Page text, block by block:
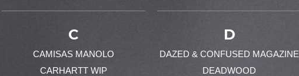
C
CAMISAS MANOLO
CARHARTT WIP
D
DAZED & CONFUSED MAGAZINE
DEADWOOD